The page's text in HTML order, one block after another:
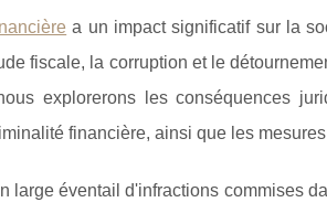
a un impact significatif sur la
fiscale, la corruption et le
explorerons les conséquences
financière, ainsi que les
large éventail d'infractions commises